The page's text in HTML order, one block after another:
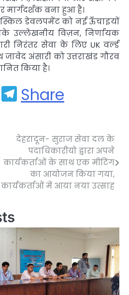
मार्गदर्शक बना हुआ है।
स्किल डेवलपमेंट को नई ऊँचाइयों
उल्लेखनीय विज़न, निर्णायक
निरंतर सेवा के लिए UK वर्ल्ड
जावेद अंसारी को उत्तराखंड गौरव
किया है।
EmailTelegram
Share
देहरादून- सुराज सेवा दल के
पदाधिकारीयो द्वारा अपने
कार्यकर्ताओं के साथ एक मीटिंग
का आयोजन किया गया,
कार्यकर्ताओं में आया नया उत्साह